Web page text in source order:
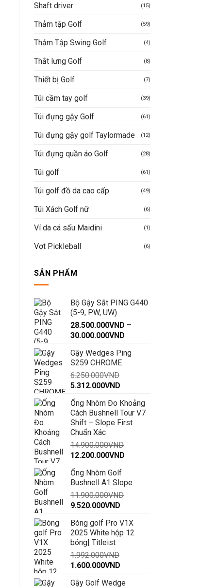
Shaft driver (15)
Thảm tập Golf (59)
Thảm Tập Swing Golf (4)
Thắt lưng Golf (8)
Thiết bị Golf (7)
Túi cầm tay golf (39)
Túi đựng gậy Golf (61)
Túi đựng gậy golf Taylormade (12)
Túi đựng quần áo Golf (28)
Túi golf (61)
Túi golf đồ da cao cấp (49)
Túi Xách Golf nữ (6)
Ví da cá sấu Maidini (1)
Vợt Pickleball (6)
SẢN PHẨM
Bộ Gậy Sắt PING G440
(5-9, PW, UW)
28.500.000VND –
30.000.000VND
từ
Gậy Wedges Ping
S259 CHROME
6.250.000VND
Giá
là:
6.250.000VND.
5.312.000VND
tại
là:
5.312.000VND.
Ống Nhòm Đo Khoảng
Cách Bushnell Tour V7
Shift – Slope First
Chuẩn Xác
14.900.000VND
Giá
là:
14.900.000VND.
12.200.000VND
là:
Ống Nhòm Golf
Bushnell A1 Slope
11.900.000VND
Giá
là:
11.900.000VND.
9.520.000VND
tại
là:
Bóng golf Pro V1X
2025 White hộp 12
bóng| Titleist
1.992.000VND
Giá
1.600.000VND
Gậy Golf Wedge